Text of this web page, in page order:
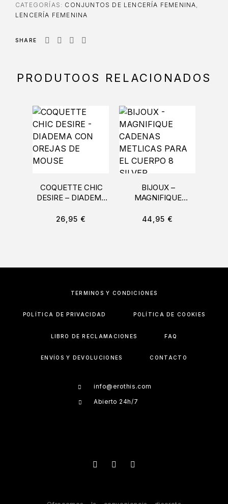
CATEGORÍAS: CONJUNTOS DE LENCERÍA FEMENINA
LENCERÍA FEMENINA
SHARE
PRODUTOOS RELACIONADOS
COQUETTE CHIC
DESIRE – DIADEMA
MOUSE
26,95 €
BIJOUX –
MAGNIFIQUE
METLICAS PARA EL
44,95 €
TÉRMINOS Y CONDICIONES
POLÍTICA DE PRIVACIDAD POLÍTICA DE COOKIES
LIBRO DE RECLAMACIONES FAQ
ENVÍOS Y DEVOLUCIONES CONTACTO
info@erothis.com
Abierto 24h/7